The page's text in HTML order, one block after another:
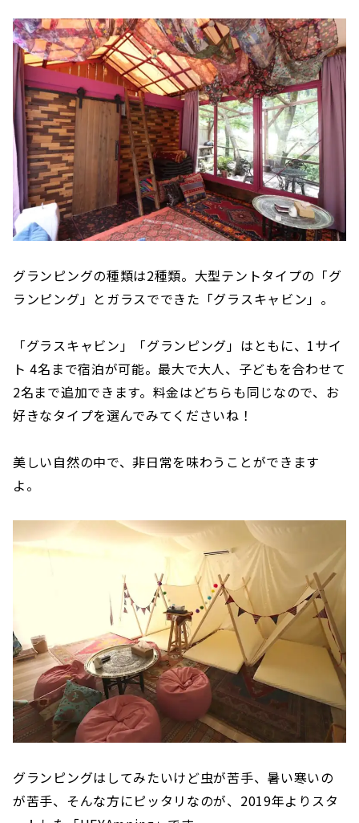
グランピングの種類は2種類。大型テントタイプの「グ
ランピング」とガラスでできた「グラスキャビン」。
「グラスキャビン」「グランピング」はともに、1サイ
ト 4名まで宿泊が可能。最大で大人、子どもを合わせて
2名まで追加できます。料金はどちらも同じなので、お
好きなタイプを選んでみてくださいね！
美しい自然の中で、非日常を味わうことができます
よ。
グランピングはしてみたいけど虫が苦手、暑い寒いの
が苦手、そんな方にピッタリなのが、2019年よりスタ